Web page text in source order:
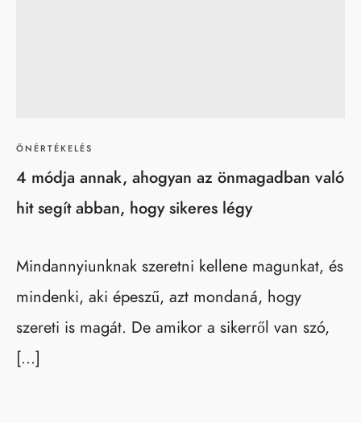
ÖNÉRTÉKELÉS
4 módja annak, ahogyan az önmagadban való
hit segít abban, hogy sikeres légy
Mindannyiunknak szeretni kellene magunkat, és
mindenki, aki épeszű, azt mondaná, hogy
szereti is magát. De amikor a sikerről van szó,
[…]